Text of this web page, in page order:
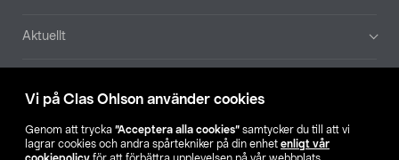
Vi på Clas Ohlson använder cookies
Genom att trycka ”Acceptera alla cookies” samtycker du till att vi
lagrar cookies och andra spårtekniker på din enhet enligt vår
Aktuellt
Hitta butik